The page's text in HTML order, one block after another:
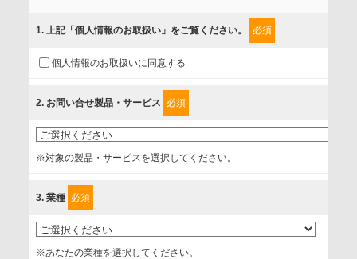
組みを行っています。
に取扱い、これらで定める範囲内で、サービスの提供やご案
内等のために利用させていただいております。
情報を提供されるお客様（本人）に対して、情報の収集目
的、管理者、提供の有無、情報提供の任意性や権利について
確認し、当社への情報提供がお客様の懸念にならないよう
上げます。
事業者名
1. 上記「個人情報のお取扱い」をご覧ください。 必須
個人情報のお取扱いに同意する
2. お問い合せ製品・サービス 必須
※対象の製品・サービスを選択してください。
3. 業種 必須
※あなたの業種を選択してください。